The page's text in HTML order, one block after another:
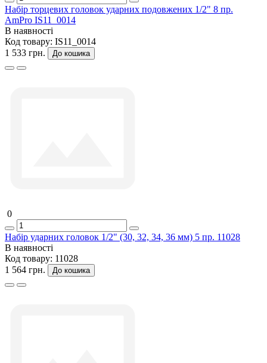
Набір торцевих головок ударних подовжених 1/2" 8 пр.
AmPro IS11_0014
В наявності
Код товару: IS11_0014
1 533 грн.
До кошика
0
Набір ударних головок 1/2" (30, 32, 34, 36 мм) 5 пр. 11028
В наявності
Код товару: 11028
1 564 грн.
До кошика